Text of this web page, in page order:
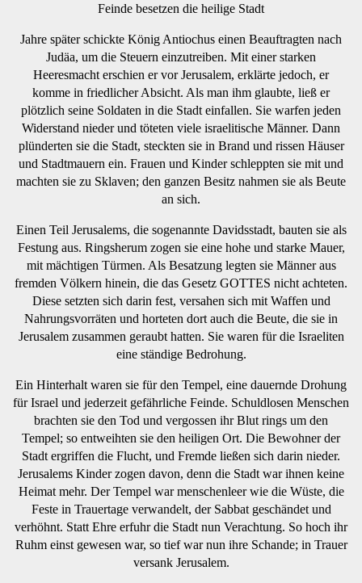
Feinde besetzen die heilige Stadt
Jahre später schickte König Antiochus einen Beauftragten nach
Judäa, um die Steuern einzutreiben. Mit einer starken
Heeresmacht erschien er vor Jerusalem, erklärte jedoch, er
komme in friedlicher Absicht. Als man ihm glaubte, ließ er
plötzlich seine Soldaten in die Stadt einfallen. Sie warfen jeden
Widerstand nieder und töteten viele israelitische Männer. Dann
plünderten sie die Stadt, steckten sie in Brand und rissen Häuser
und Stadtmauern ein. Frauen und Kinder schleppten sie mit und
machten sie zu Sklaven; den ganzen Besitz nahmen sie als Beute
an sich.
Einen Teil Jerusalems, die sogenannte Davidsstadt, bauten sie als
Festung aus. Ringsherum zogen sie eine hohe und starke Mauer,
mit mächtigen Türmen. Als Besatzung legten sie Männer aus
fremden Völkern hinein, die das Gesetz GOTTES nicht achteten.
Diese setzten sich darin fest, versahen sich mit Waffen und
Nahrungsvorräten und horteten dort auch die Beute, die sie in
Jerusalem zusammen geraubt hatten. Sie waren für die Israeliten
eine ständige Bedrohung.
Ein Hinterhalt waren sie für den Tempel, eine dauernde Drohung
für Israel und jederzeit gefährliche Feinde. Schuldlosen Menschen
brachten sie den Tod und vergossen ihr Blut rings um den
Tempel; so entweihten sie den heiligen Ort. Die Bewohner der
Stadt ergriffen die Flucht, und Fremde ließen sich darin nieder.
Jerusalems Kinder zogen davon, denn die Stadt war ihnen keine
Heimat mehr. Der Tempel war menschenleer wie die Wüste, die
Feste in Trauertage verwandelt, der Sabbat geschändet und
verhöhnt. Statt Ehre erfuhr die Stadt nun Verachtung. So hoch ihr
Ruhm einst gewesen war, so tief war nun ihre Schande; in Trauer
versank Jerusalem.